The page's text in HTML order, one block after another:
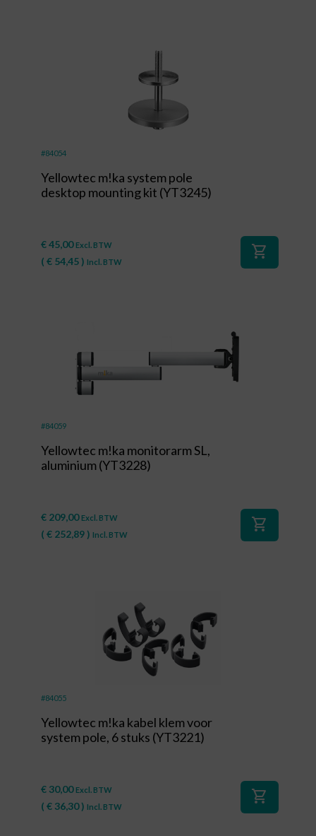
#84054
Yellowtec m!ka system pole
desktop mounting kit (YT3245)
€45,00 Excl. BTW
( € 54,45) Incl. BTW
shopping_cart
#84059
Yellowtec m!ka monitorarm SL,
aluminium (YT3228)
€ 209,00 Excl. BTW
( € 252,89) Incl. BTW
shopping_cart
#84055
Yellowtec m!ka kabel klem voor
system pole, 6 stuks (YT3221)
€ 30,00 Excl. BTW
( € 36,30) Incl. BTW
shopping_cart